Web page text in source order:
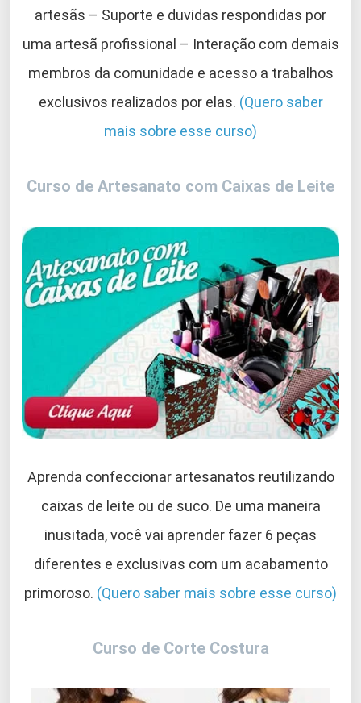
artesãs – Suporte e duvidas respondidas por
uma artesã profissional – Interação com demais
membros da comunidade e acesso a trabalhos
exclusivos realizados por elas. (Quero saber
mais sobre esse curso)
Curso de Artesanato com Caixas de Leite
Aprenda confeccionar artesanatos reutilizando
caixas de leite ou de suco. De uma maneira
inusitada, você vai aprender fazer 6 peças
diferentes e exclusivas com um acabamento
primoroso. (Quero saber mais sobre esse curso)
Curso de Corte Costura